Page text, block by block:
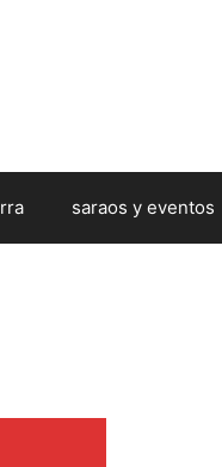
saraos y eventos